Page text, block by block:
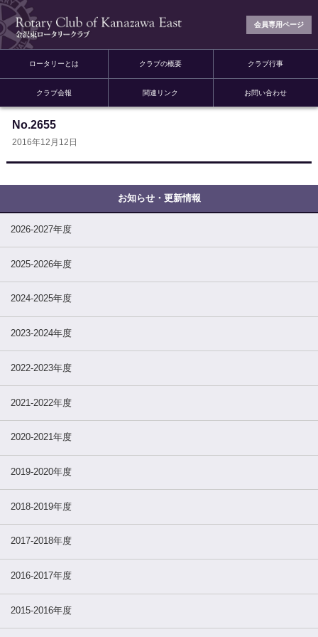
会員専用ページ
ロータリーとは クラブの概要 クラブ行事
クラブ会報 関連リンク お問い合わせ
No.2655
2016年12月12日
2026-2027年度
2025-2026年度
2024-2025年度
2023-2024年度
2022-2023年度
2021-2022年度
2020-2021年度
2019-2020年度
2018-2019年度
2017-2018年度
2016-2017年度
2015-2016年度